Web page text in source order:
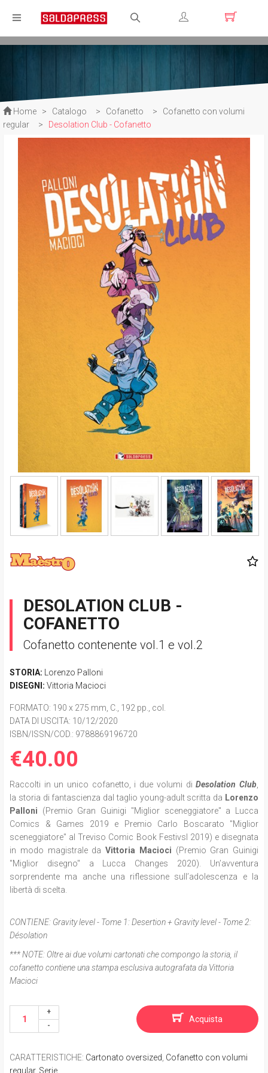
Registrati
Home > Catalogo > Cofanetto >
Cofanetto con volumi
regular
> Desolation Club - Cofanetto
DESOLATION CLUB -
COFANETTO
Cofanetto contenente vol.1 e vol.2
STORIA:
Lorenzo Palloni
DISEGNI: Vittoria Macioci
FORMATO: 190 x 275 mm, C., 192 pp., col.
DATA DI USCITA: 10/12/2020
ISBN/ISSN/COD.: 9788869196720
€40.00
Raccolti in un unico cofanetto, i due volumi diDesolation Club
la storia di fantascienza dal taglio young-adult scritta da Lorenzo
Palloni (Premio Gran Guinigi "Miglior sceneggiatore" a Lucca
Comics & Games 2019 e Premio Carlo Boscarato "Miglior
sceneggiatore" al Treviso Comic Book Festivsl 2019) e disegnata
in modo magistrale da Vittoria Macioci (Premio Gran Guinigi
"Miglior disegno" a Lucca Changes 2020). Un’avventura
sorprendente ma anche una riflessione sull’adolescenza e la
libertà di scelta.
CONTIENE: Gravity level - Tome 1: Desertion + Gravity level - Tome 2:
Désolation
*** NOTE: Oltre ai due volumi cartonati che compongo la storia, il
cofanetto contiene una stampa esclusiva autografata da Vittoria
Macioci
Acquista
CARATTERISTICHE: Cartonato oversized Cofanetto con volumi
regular, Serie